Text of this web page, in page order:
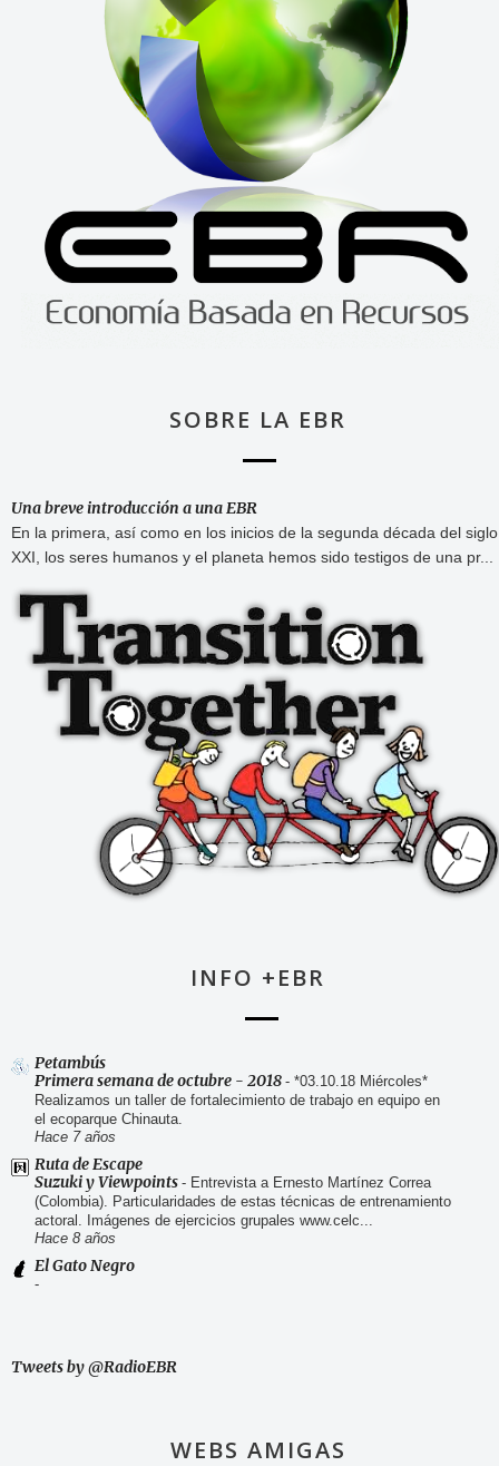
SOBRE LA EBR
Una breve introducción a una EBR
En la primera, así como en los inicios de la segunda década del siglo
XXI, los seres humanos y el planeta hemos sido testigos de una pr...
INFO +EBR
Petambús
Primera semana de octubre - 2018 - *03.10.18 Miércoles*
Realizamos un taller de fortalecimiento de trabajo en equipo en
el ecoparque Chinauta.
Hace 7 años
Ruta de Escape
Suzuki y Viewpoints - Entrevista a Ernesto Martínez Correa
(Colombia). Particularidades de estas técnicas de entrenamiento
actoral. Imágenes de ejercicios grupales www.celc...
Hace 8 años
El Gato Negro
-
Tweets by @RadioEBR
WEBS AMIGAS